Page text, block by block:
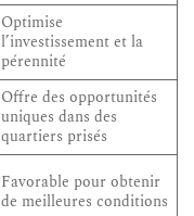
Optimise
l’investissement et la
pérennité
Offre des opportunités
uniques dans des
quartiers prisés
Favorable pour obtenir
de meilleures conditions